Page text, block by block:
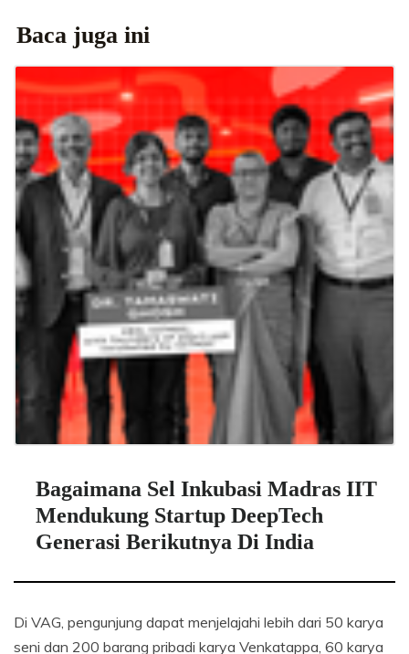
Baca juga ini
Bagaimana Sel Inkubasi Madras IIT
Mendukung Startup DeepTech
Generasi Berikutnya Di India
Di VAG, pengunjung dapat menjelajahi lebih dari 50 karya
seni dan 200 barang pribadi karya Venkatappa, 60 karya